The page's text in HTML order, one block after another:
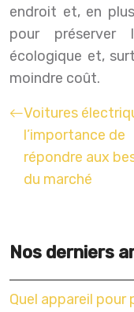
endroit et, en
pour
écologique et,
moindre coût.
Voitures
l’importance de
répondre aux
du marché
Nos derniers
Quel appareil pour